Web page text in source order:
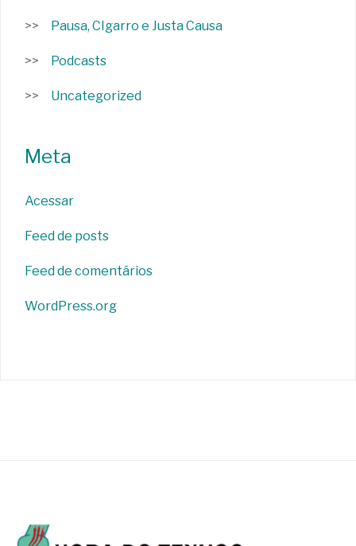
Pausa, CIgarro e Justa Causa
Podcasts
Uncategorized
Meta
Acessar
Feed de posts
Feed de comentários
WordPress.org